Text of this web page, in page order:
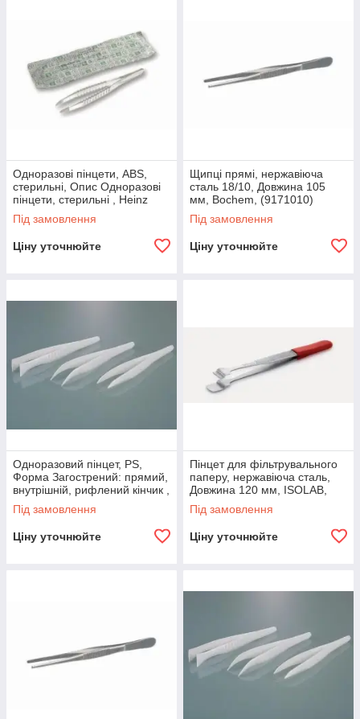
Одноразові пінцети, ABS,
стерильні, Опис Одноразові
пінцети, стерильні , Heinz
Herenz, (6270262)
Під замовлення
Ціну уточнюйте
Щипці прямі, нержавіюча
сталь 18/10, Довжина 105
мм, Bochem, (9171010)
Під замовлення
Ціну уточнюйте
Одноразовий пінцет, PS,
Форма Загострений: прямий,
внутрішній, рифлений кінчик ,
Довжина 130 мм, Стерильні +
,Під замовлення
Ціну уточнюйте
Пінцет для фільтрувального
паперу, нержавіюча сталь,
Довжина 120 мм, ISOLAB,
(6243682)
Під замовлення
Ціну уточнюйте